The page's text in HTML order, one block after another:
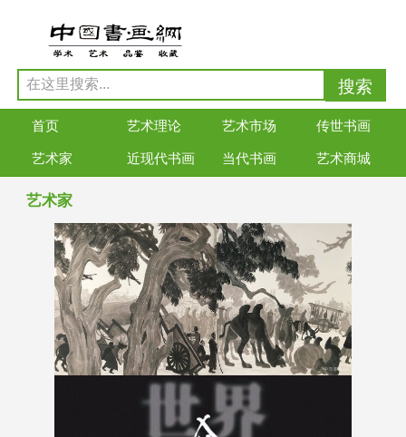
首页 艺术理论 艺术市场 传世书画
艺术家 近现代书画 当代书画 艺术商城
艺术家